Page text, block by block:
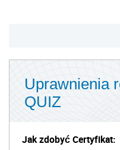
Uprawnienia
QUIZ
Jak zdobyć Certyfikat: